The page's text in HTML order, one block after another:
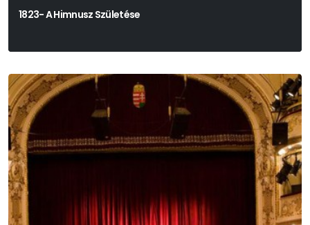
1823- A Himnusz Születése